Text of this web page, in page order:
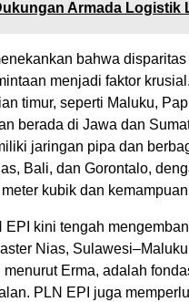
Armada Logistik
bahwa
menjadi faktor
timur, seperti Maluku,
berada di Jawa dan
jaringan pipa dan
Bali, dan Gorontalo,
kubik dan
EPI kini tengah
Nias,
menurut Erma, adalah
PLN EPI juga